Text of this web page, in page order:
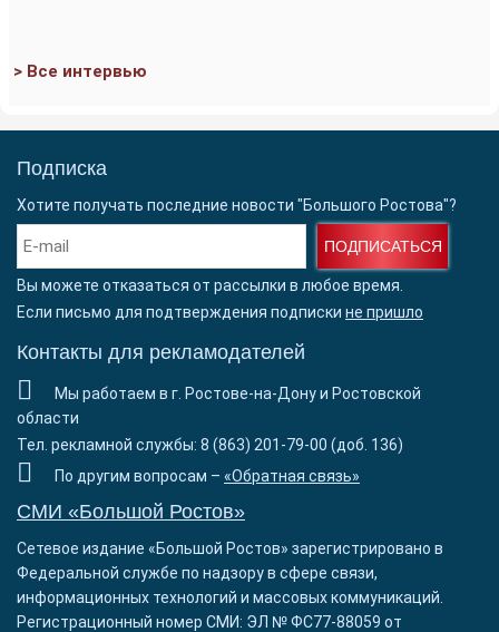
> Все интервью
Подписка
Хотите получать последние новости "Большого Ростова"?
ПОДПИСАТЬСЯ
Вы можете отказаться от рассылки в любое время.
Если письмо для подтверждения подписки не пришло
Контакты для рекламодателей
Мы работаем в г. Ростове-на-Дону и Ростовской
области
Тел. рекламной службы: 8 (863) 201-79-00 (доб. 136)
По другим вопросам – «Обратная связь»
СМИ «Большой Ростов»
Сетевое издание «Большой Ростов» зарегистрировано в
Федеральной службе по надзору в сфере связи,
информационных технологий и массовых коммуникаций.
Регистрационный номер СМИ: ЭЛ № ФС77-88059 от